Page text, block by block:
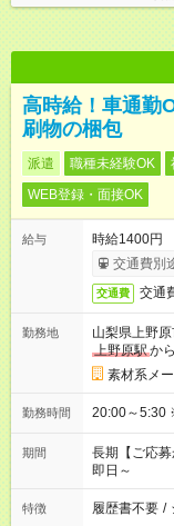
高時給！車通勤
刷物の梱包
派遣 職種未経験OK
WEB登録・面接OK
給与
時給1400円
交通費別
交通費 交通
勤務地
山梨県上野
上野原駅か
素材系メ
勤務時間
期間
長期【ご応
即日～
特徴 履歴書不要 /